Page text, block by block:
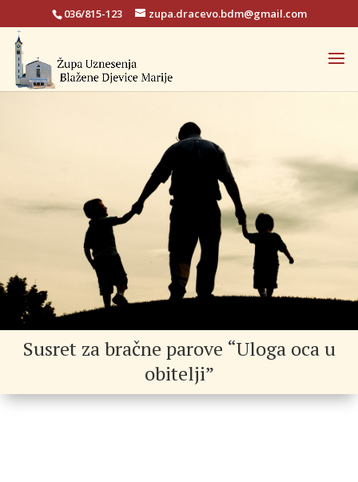
036/815-123 zupa.dracevo.bdm@gmail.com
Susret za bračne parove “Uloga oca u
obitelji”